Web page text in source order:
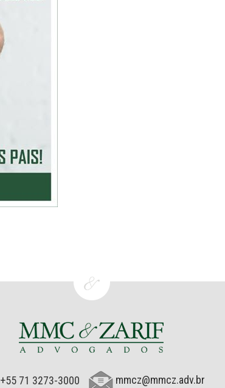
+55 71 3273-3000 mmcz@mmcz.adv.br